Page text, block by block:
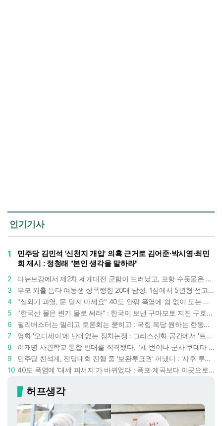
인기기사
1
민주당 김민석 '신천지 개입' 의혹 근거로 김어준·박시영·최민
희 제시 : 정청래 "본인 생각을 말하라"
2
다뉴브강에서 제2차 세계대전 군함이 드러났고, 포항 수돗물은 갑자기 짜졌다 : 폭염·가뭄이 만든 낯선 풍경
3
부모 외출 틈타 여동생 성폭행한 20대 남성, 1심에서 5년형 선고 : 친족 간 '암수범죄'의 심각성
4
"실외기 과열, 문 닫지 마세요" 40도 안팎 폭염에 쉼 없이 도는 에어컨 : 화재 위험 경고등!
5
"한국산 물은 변기 물로 써라" : 한국이 보낸 구마모토 지진 구호품에 한 일본인의 '어처구니 없는' 반응
6
필리버스터는 밀리고 토론회는 묻히고 : 국힘 복당 원하는 한동훈, '검사 정치'의 한계만 드러내나
7
영화 '오디세이'에 난데없는 정치논쟁 : 그리스신화 공간에서 '트럼프 전쟁의 참혹함'이 보인다
8
이재명 사관학교 통합 반대를 직격했다, "세 번이나 군사 쿠데타 했는데 압도적 지위"
9
민주당 친석계, 전당대회 진행 중 '보완투표권' 꺼냈다 : '사후 투표 허용' 무리수에 정청래 "투표 쿠데타"
10
40도 폭염에 '대세 피서지'가 바뀌었다 : 폭포·계곡보다 이곳으로 더 몰린다
허프생각